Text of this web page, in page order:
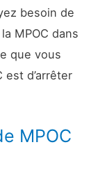
besoin de
MPOC dans
que vous
est d’arrêter
MPOC